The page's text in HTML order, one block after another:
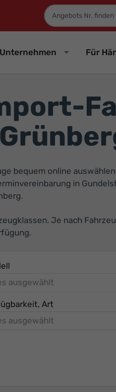
Fahrzeugnummer
Unternehmen Für
bequem online
in
Je nach
ausgewählt
Art
ausgewählt